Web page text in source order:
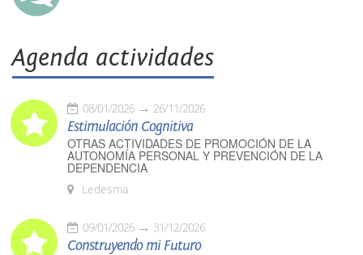
Agenda actividades
08/01/2026 26/11/2026
Estimulación Cognitiva
OTRAS ACTIVIDADES DE PROMOCIÓN DE LA
AUTONOMÍA PERSONAL Y PREVENCIÓN DE LA
DEPENDENCIA
Ledesma
09/01/2026 31/12/2026
Construyendo mi Futuro